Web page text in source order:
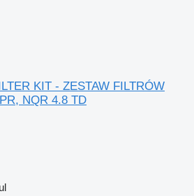
KIT - ZESTAW FILTRÓW
NQR 4.8 TD